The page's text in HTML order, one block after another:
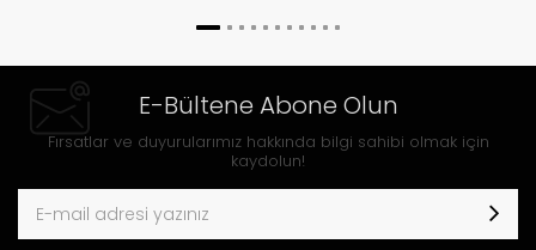
E-Bültene Abone Olun
Fırsatlar ve duyurularımız hakkında bilgi sahibi olmak için
kaydolun!